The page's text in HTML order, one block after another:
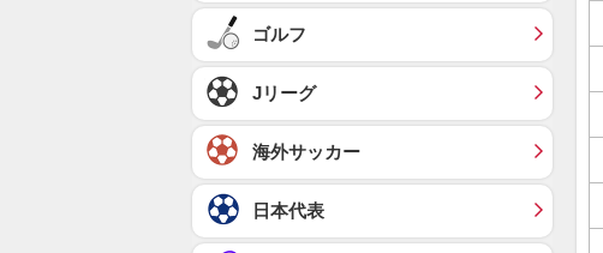
ゴルフ
Jリーグ
海外サッカー
日本代表